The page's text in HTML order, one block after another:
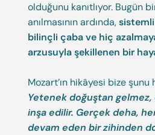
olduğunu kanıtlıyor. Bugün
anılmasının ardında,
bilinçli çaba ve hiç
arzusuyla şekillenen bir
Mozart’ın hikâyesi bize şunu
Yetenek doğuştan gelmez,
inşa edilir. Gerçek deha,
devam eden bir zihinden